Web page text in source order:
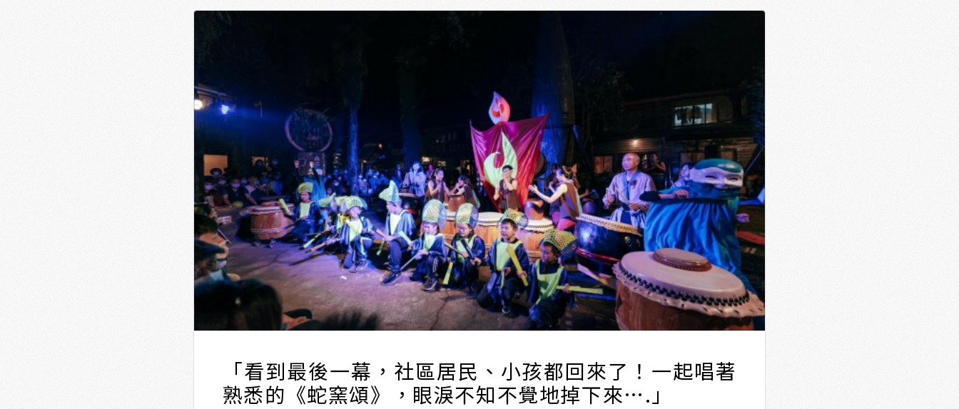
「看到最後一幕，社區居民、小孩都回來了！一起唱著
熟悉的《蛇窯頌》，眼淚不知不覺地掉下來….」